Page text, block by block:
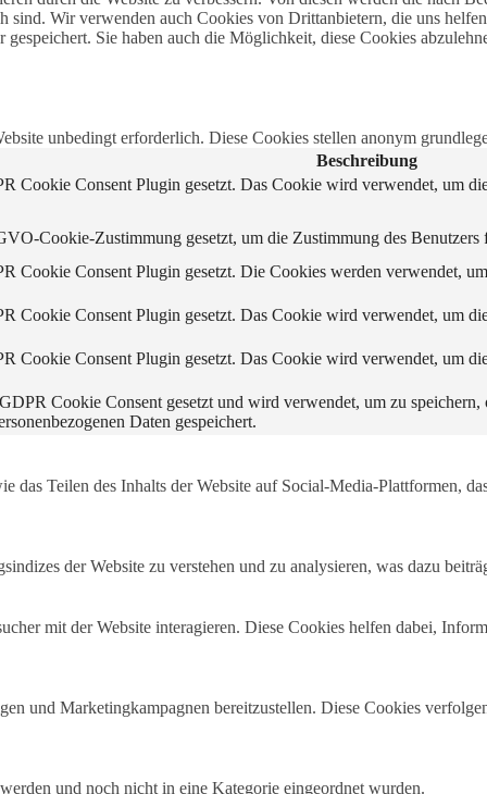
Wir verwenden auch Cookies von Drittanbietern, die uns
Sie haben auch die Möglichkeit, diese Cookies
unbedingt erforderlich. Diese Cookies stellen anonym
Beschreibung
Cookie Consent Plugin gesetzt. Das Cookie wird verwendet, um
Cookie-Zustimmung gesetzt, um die Zustimmung des
Cookie Consent Plugin gesetzt. Die Cookies werden verwendet,
Cookie Consent Plugin gesetzt. Das Cookie wird verwendet, um
Cookie Consent Plugin gesetzt. Das Cookie wird verwendet, um
Cookie Consent gesetzt und wird verwendet, um zu
Daten gespeichert.
das Teilen des Inhalts der Website auf Social-Media-Plattformen,
der Website zu verstehen und zu analysieren, was dazu
mit der Website interagieren. Diese Cookies helfen dabei,
und Marketingkampagnen bereitzustellen. Diese Cookies
und noch nicht in eine Kategorie eingeordnet wurden.